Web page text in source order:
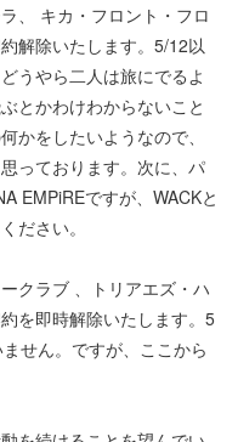
、 キカ・フロント・フロ
解除いたします。5/12以
うやら二人は旅にでるよ
とかわけわからないこと
かをしたいようなので、
っております。次に、パ
EMPiREですが、WACKと
ださい。
クラブ 、トリアエズ・ハ
を即時解除いたします。5
せん。ですが、ここから